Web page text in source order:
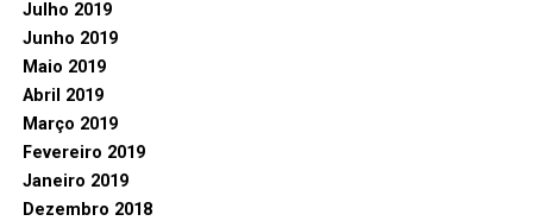
Julho 2019
Junho 2019
Maio 2019
Abril 2019
Março 2019
Fevereiro 2019
Janeiro 2019
Dezembro 2018